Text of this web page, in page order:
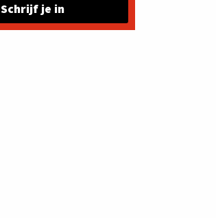
Schrijf je in